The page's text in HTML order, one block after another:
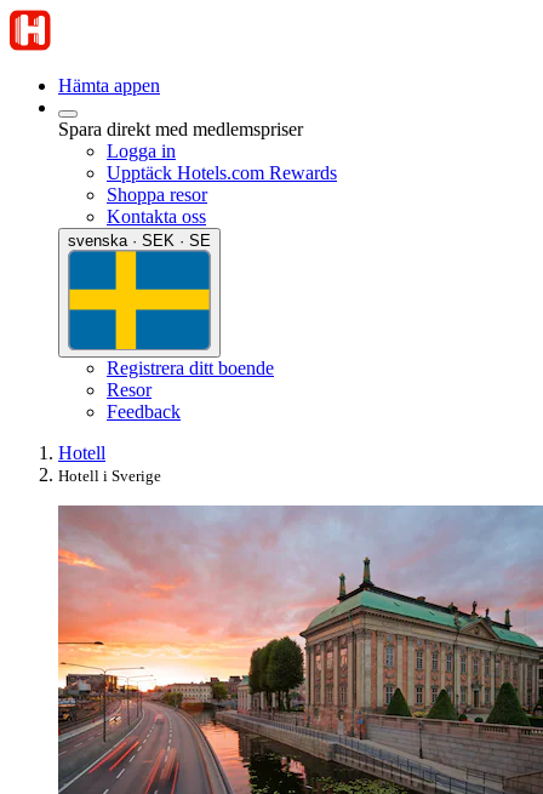
Hämta appen
Spara direkt med medlemspriser
Logga in
Upptäck Hotels.com Rewards
Shoppa resor
Kontakta oss
svenska · SEK · SE
Registrera ditt boende
Resor
Feedback
Hotell
Hotell i Sverige